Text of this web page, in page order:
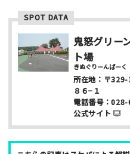
該当する項目を選択して下さ
上級者向け
利用者多い
利用
セクション多い
SPOT DATA
鬼怒グリー
ト場
きぬぐりーんぱー
所在地： 〒
８６−１
電話番号：028-
公式サイト